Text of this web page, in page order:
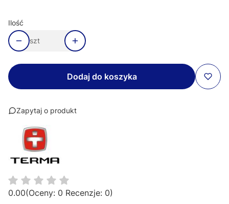
Ilość
szt
Dodaj do koszyka
Zapytaj o produkt
0.00(Oceny: 0 Recenzje: 0)